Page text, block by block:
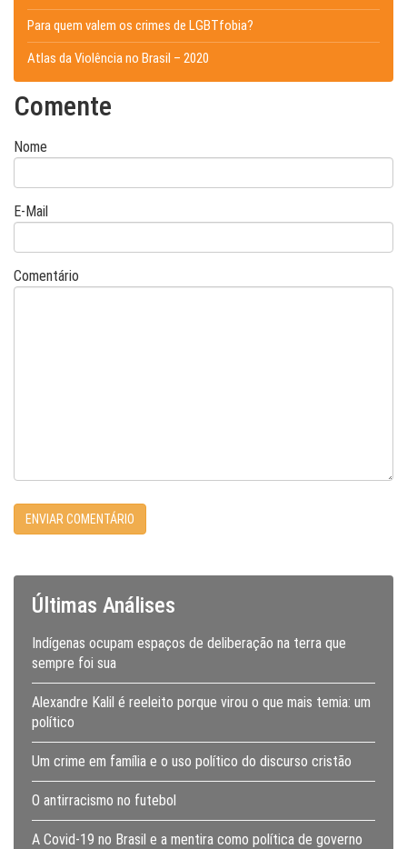
Para quem valem os crimes de LGBTfobia?
Atlas da Violência no Brasil – 2020
Comente
Nome
E-Mail
Comentário
Últimas Análises
Indígenas ocupam espaços de deliberação na terra que
sempre foi sua
Alexandre Kalil é reeleito porque virou o que mais temia: um
político
Um crime em família e o uso político do discurso cristão
O antirracismo no futebol
A Covid-19 no Brasil e a mentira como política de governo